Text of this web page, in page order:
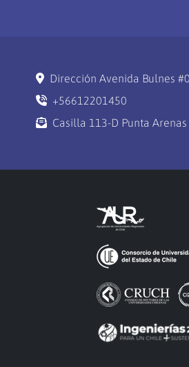
Dirección Avenida Bulnes
+56612201450
Casilla 113-D Punta